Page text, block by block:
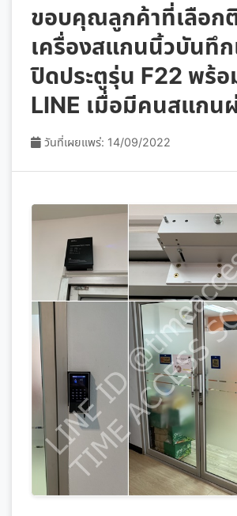
ขอบคุณลูกค้าที่เลือก
เครื่องสแกนนิ้วบันทึก
ปิดประตูรุ่น F22 พร้อ
LINE เมื่อมีคนสแกน
วันที่เผยแพร่: 14/09/2022